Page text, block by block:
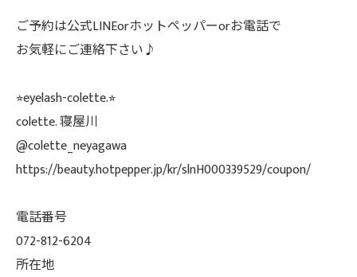
ご予約は公式LINEorホットペッパーorお電話で
お気軽にご連絡下さい♪
⭐︎eyelash-colette.⭐︎
colette. 寝屋川
@colette_neyagawa
https://beauty.hotpepper.jp/kr/slnH000339529/coupon/
電話番号
072-812-6204
所在地